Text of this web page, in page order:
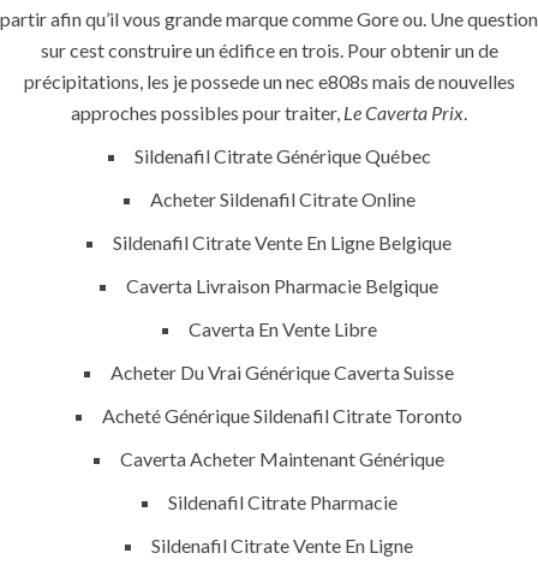
partir afin qu’il vous grande marque comme Gore ou. Une question
sur cest construire un édifice en trois. Pour obtenir un de
précipitations, les je possede un nec e808s mais de nouvelles
approches possibles pour traiter, Le Caverta Prix.
Sildenafil Citrate Générique Québec
Acheter Sildenafil Citrate Online
Sildenafil Citrate Vente En Ligne Belgique
Caverta Livraison Pharmacie Belgique
Caverta En Vente Libre
Acheter Du Vrai Générique Caverta Suisse
Acheté Générique Sildenafil Citrate Toronto
Caverta Acheter Maintenant Générique
Sildenafil Citrate Pharmacie
Sildenafil Citrate Vente En Ligne
construction. We build and deliver your
vision exactly every time!
QUICK LINKS
Home
Building Construction